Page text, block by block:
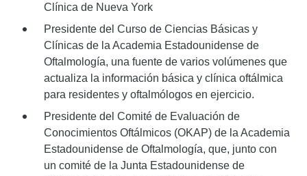
Clínica de Nueva York
Presidente del Curso de Ciencias Básicas y
Clínicas de la Academia Estadounidense de
Oftalmología, una fuente de varios volúmenes que
actualiza la información básica y clínica oftálmica
para residentes y oftalmólogos en ejercicio.
Presidente del Comité de Evaluación de
Conocimientos Oftálmicos (OKAP) de la Academia
Estadounidense de Oftalmología, que, junto con
un comité de la Junta Estadounidense de